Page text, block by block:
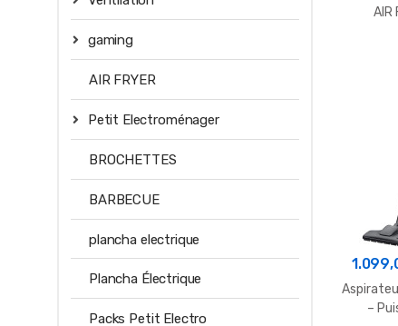
AIR
–
gaming
AIR FRYER
Petit Electroménager
BROCHETTES
BARBECUE
plancha electrique
Plancha Électrique
Packs Petit Electro